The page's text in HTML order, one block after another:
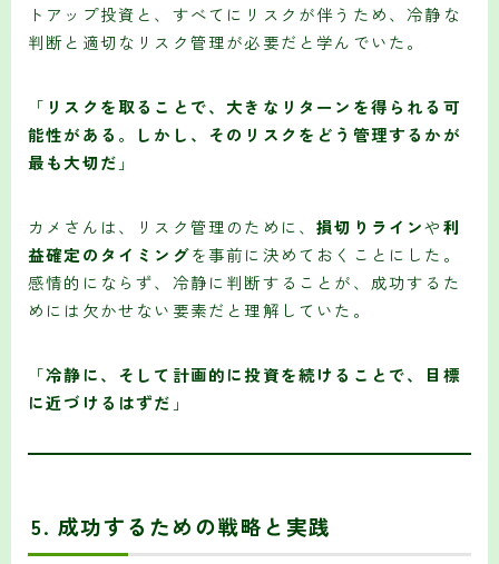
トアップ投資と、すべてにリスクが伴うため、冷静な
判断と適切なリスク管理が必要だと学んでいた。
「 リスクを取ることで、大きなリターンを得られる可
能性がある。しかし、そのリスクをどう管理するかが
最も大切だ 」
カメさんは、リスク管理のために、損切りラインや利
益確定のタイミングを事前に決めておくことにした。
感情的にならず、冷静に判断することが、成功するた
めには欠かせない要素だと理解していた。
「冷静に、そして計画的に投資を続けることで、目標
に近づけるはずだ 」
5. 成功するための戦略と実践